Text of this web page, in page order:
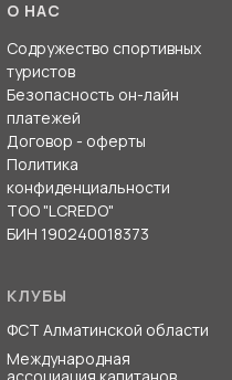
О НАС
Содружество спортивных
туристов
Безопасность он-лайн
платежей
Договор - оферты
Политика
конфиденциальности
ТОО "LCREDO"
БИН 190240018373
КЛУБЫ
ФСТ Алматинской области
Международная